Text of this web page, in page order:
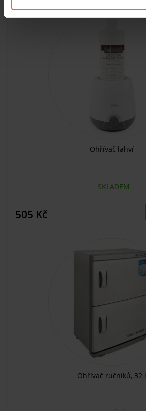
Ohřívač lahví
SKLADEM
505 Kč
Ohřívač ručníků, 32 l